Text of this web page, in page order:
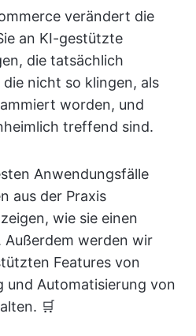
verändert die
an KI-gestützte
die tatsächlich
nicht so klingen, als
worden, und
treffend sind.
Anwendungsfälle
aus der Praxis
wie sie einen
Außerdem werden wir
Features von
und Automatisierung von
🛒